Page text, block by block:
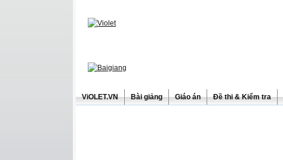
ViOLET.VN Bài giảng Giáo án Đề thi & Kiểm tra